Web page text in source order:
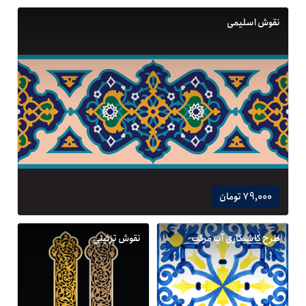
نقوش اسلیمی
79,000 تومان
طرح کاشیکاری آب مرکب نقوش تزئینی